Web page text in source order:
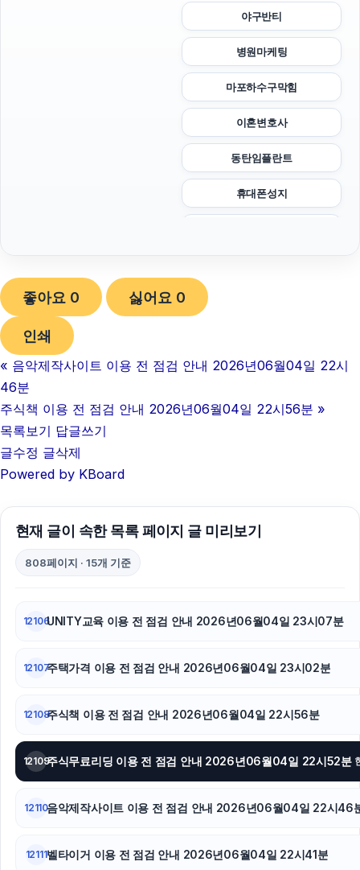
야구반티
병원마케팅
마포하수구막힘
이혼변호사
동탄임플란트
휴대폰성지
아고다할인코드
부산휴대폰성지
서초구하수구막힘
강남치과
이혼전문변호사
축구반티
좋아요 0 싫어요 0
인쇄
« 음악제작사이트 이용 전 점검 안내 2026년06월04일 22시
46분
주식책 이용 전 점검 안내 2026년06월04일 22시56분 »
목록보기 답글쓰기
글수정 글삭제
Powered by KBoard
현재 글이 속한 목록 페이지 글 미리보기
808페이지 · 15개 기준
12106UNITY교육 이용 전 점검 안내 2026년06월04일 23시07분
12107주택가격 이용 전 점검 안내 2026년06월04일 23시02분
12108주식책 이용 전 점검 안내 2026년06월04일 22시56분
12109주식무료리딩 이용 전 점검 안내 2026년06월04일 22시52분
12110음악제작사이트 이용 전 점검 안내 2026년06월04일 22시46
12111벨타이거 이용 전 점검 안내 2026년06월04일 22시41분